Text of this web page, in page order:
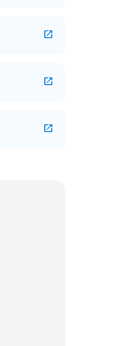
open_in_new
open_in_new
open_in_new